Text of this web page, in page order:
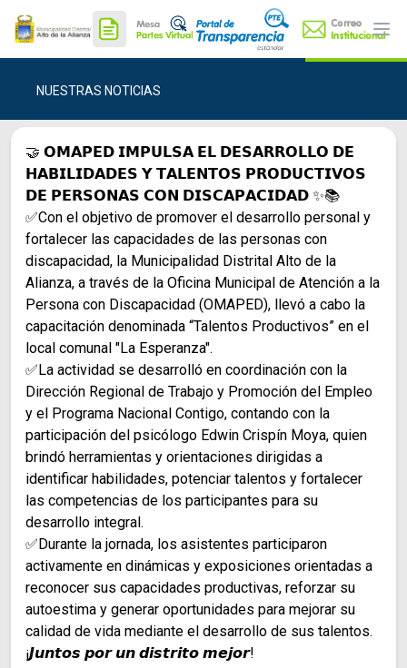
NUESTRAS NOTICIAS
🤝 𝗢𝗠𝗔𝗣𝗘𝗗 𝗜𝗠𝗣𝗨𝗟𝗦𝗔 𝗘𝗟 𝗗𝗘𝗦𝗔𝗥𝗥𝗢𝗟𝗟𝗢 𝗗𝗘
𝗛𝗔𝗕𝗜𝗟𝗜𝗗𝗔𝗗𝗘𝗦 𝗬 𝗧𝗔𝗟𝗘𝗡𝗧𝗢𝗦 𝗣𝗥𝗢𝗗𝗨𝗖𝗧𝗜𝗩𝗢𝗦
𝗗𝗘 𝗣𝗘𝗥𝗦𝗢𝗡𝗔𝗦 𝗖𝗢𝗡 𝗗𝗜𝗦𝗖𝗔𝗣𝗔𝗖𝗜𝗗𝗔𝗗 ✨📚
✅Con el objetivo de promover el desarrollo personal y
fortalecer las capacidades de las personas con
discapacidad, la Municipalidad Distrital Alto de la
Alianza, a través de la Oficina Municipal de Atención a la
Persona con Discapacidad (OMAPED), llevó a cabo la
capacitación denominada “Talentos Productivos” en el
local comunal "La Esperanza".
✅La actividad se desarrolló en coordinación con la
Dirección Regional de Trabajo y Promoción del Empleo
y el Programa Nacional Contigo, contando con la
participación del psicólogo Edwin Crispín Moya, quien
brindó herramientas y orientaciones dirigidas a
identificar habilidades, potenciar talentos y fortalecer
las competencias de los participantes para su
desarrollo integral.
✅Durante la jornada, los asistentes participaron
activamente en dinámicas y exposiciones orientadas a
reconocer sus capacidades productivas, reforzar su
autoestima y generar oportunidades para mejorar su
calidad de vida mediante el desarrollo de sus talentos.
¡𝙅𝙪𝙣𝙩𝙤𝙨 𝙥𝙤𝙧 𝙪𝙣 𝙙𝙞𝙨𝙩𝙧𝙞𝙩𝙤 𝙢𝙚𝙟𝙤𝙧!